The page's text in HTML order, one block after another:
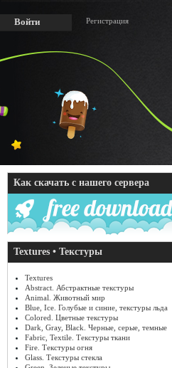
Войти Регистрация
Как скачать с нашего сервера
Textures • Текстуры
Textures
Abstract. Абстрактные текстуры
Animal. Животный мир
Blue, Ice. Голубые и синие, текстуры льда
Colored. Цветные текстуры
Dark, Gray, Black. Черные, серые, темные
Fabric, Textile. Текстуры ткани
Fire. Текстуры огня
Glass. Текстуры стекла